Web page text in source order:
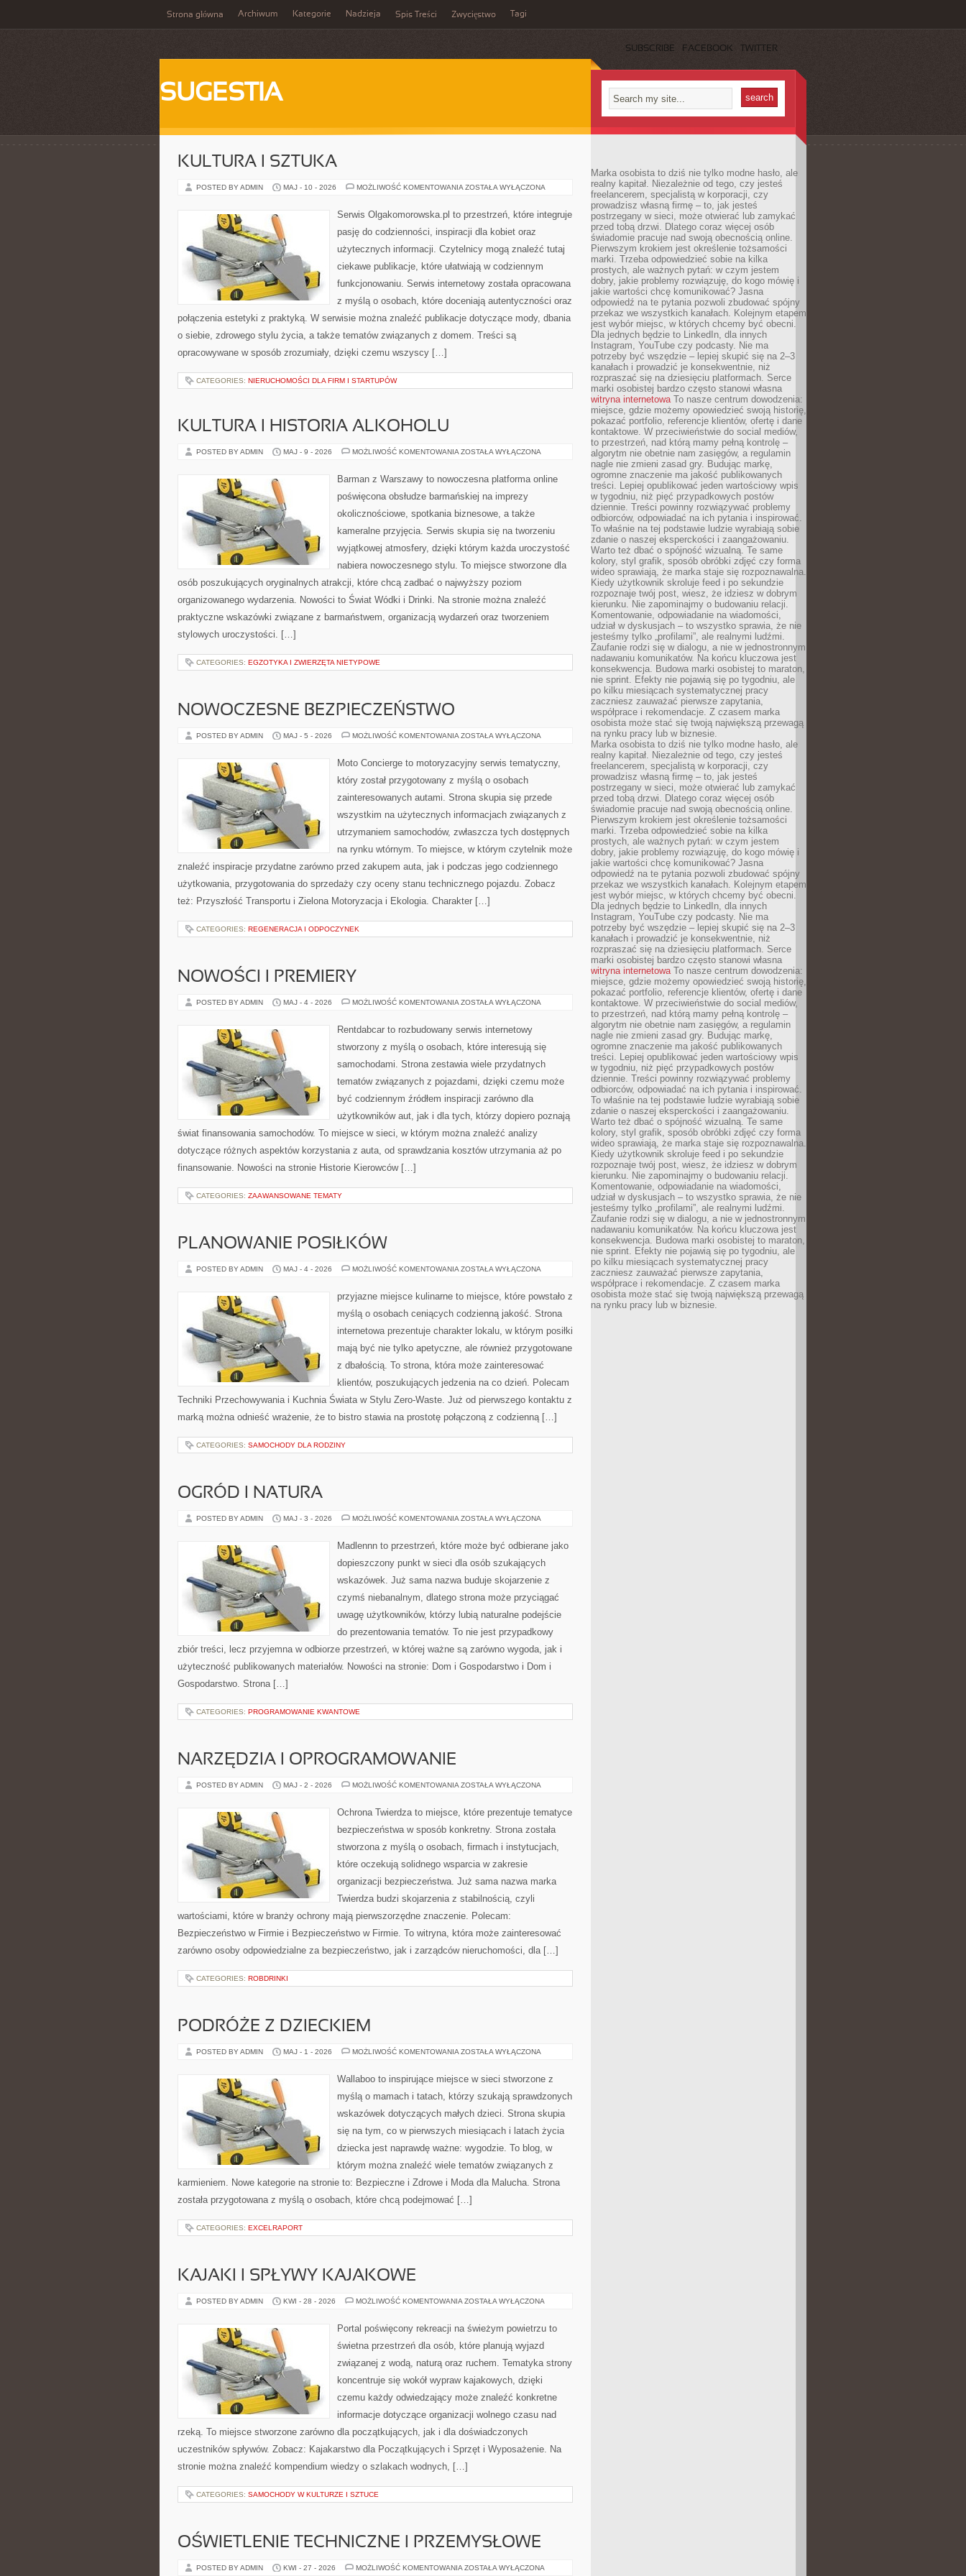
Strona główna Archiwum Kategorie Nadzieja Spis Treści Zwycięstwo Tagi
SUBSCRIBE FACEBOOK TWITTER
SUGESTIA
KULTURA I SZTUKA
POSTED BY ADMIN MAJ - 10 - 2026 MOŻLIWOŚĆ KOMENTOWANIA KULTURA
ZOSTAŁA WYŁĄCZONA
Serwis Olgakomorowska.pl to przestrzeń, które integruje
pasję do codzienności, inspiracji dla kobiet oraz
użytecznych informacji. Czytelnicy mogą znaleźć tutaj
ciekawe publikacje, które ułatwiają w codziennym
funkcjonowaniu. Serwis internetowy została opracowana
z myślą o osobach, które doceniają autentyczności oraz
połączenia estetyki z praktyką. W serwisie można znaleźć publikacje dotyczące mody, dbania
o siebie, zdrowego stylu życia, a także tematów związanych z domem. Treści są
opracowywane w sposób zrozumiały, dzięki czemu wszyscy […]
CATEGORIES: NIERUCHOMOŚCI DLA FIRM I STARTUPÓW
KULTURA I HISTORIA ALKOHOLU
POSTED BY ADMIN MAJ - 9 - 2026 MOŻLIWOŚĆ KOMENTOWANIA KULTURA
ALKOHOLU
ZOSTAŁA WYŁĄCZONA
Barman z Warszawy to nowoczesna platforma online
poświęcona obsłudze barmańskiej na imprezy
okolicznościowe, spotkania biznesowe, a także
kameralne przyjęcia. Serwis skupia się na tworzeniu
wyjątkowej atmosfery, dzięki którym każda uroczystość
nabiera nowoczesnego stylu. To miejsce stworzone dla
osób poszukujących oryginalnych atrakcji, które chcą zadbać o najwyższy poziom
organizowanego wydarzenia. Nowości to Świat Wódki i Drinki. Na stronie można znaleźć
praktyczne wskazówki związane z barmaństwem, organizacją wydarzeń oraz tworzeniem
stylowych uroczystości. […]
CATEGORIES: EGZOTYKA I ZWIERZĘTA NIETYPOWE
NOWOCZESNE BEZPIECZEŃSTWO
POSTED BY ADMIN MAJ - 5 - 2026 MOŻLIWOŚĆ KOMENTOWANIA NOWOCZESNE
ZOSTAŁA WYŁĄCZONA
Moto Concierge to motoryzacyjny serwis tematyczny,
który został przygotowany z myślą o osobach
zainteresowanych autami. Strona skupia się przede
wszystkim na użytecznych informacjach związanych z
utrzymaniem samochodów, zwłaszcza tych dostępnych
na rynku wtórnym. To miejsce, w którym czytelnik może
znaleźć inspiracje przydatne zarówno przed zakupem auta, jak i podczas jego codziennego
użytkowania, przygotowania do sprzedaży czy oceny stanu technicznego pojazdu. Zobacz
też: Przyszłość Transportu i Zielona Motoryzacja i Ekologia. Charakter […]
CATEGORIES: REGENERACJA I ODPOCZYNEK
NOWOŚCI I PREMIERY
POSTED BY ADMIN MAJ - 4 - 2026 MOŻLIWOŚĆ KOMENTOWANIA NOWOŚCI
ZOSTAŁA WYŁĄCZONA
Rentdabcar to rozbudowany serwis internetowy
stworzony z myślą o osobach, które interesują się
samochodami. Strona zestawia wiele przydatnych
tematów związanych z pojazdami, dzięki czemu może
być codziennym źródłem inspiracji zarówno dla
użytkowników aut, jak i dla tych, którzy dopiero poznają
świat finansowania samochodów. To miejsce w sieci, w którym można znaleźć analizy
dotyczące różnych aspektów korzystania z auta, od sprawdzania kosztów utrzymania aż po
finansowanie. Nowości na stronie Historie Kierowców […]
CATEGORIES: ZAAWANSOWANE TEMATY
PLANOWANIE POSIŁKÓW
POSTED BY ADMIN MAJ - 4 - 2026 MOŻLIWOŚĆ KOMENTOWANIA PLANOWANIE
ZOSTAŁA WYŁĄCZONA
przyjazne miejsce kulinarne to miejsce, które powstało z
myślą o osobach ceniących codzienną jakość. Strona
internetowa prezentuje charakter lokalu, w którym posiłki
mają być nie tylko apetyczne, ale również przygotowane
z dbałością. To strona, która może zainteresować
klientów, poszukujących jedzenia na co dzień. Polecam
Techniki Przechowywania i Kuchnia Świata w Stylu Zero-Waste. Już od pierwszego kontaktu z
marką można odnieść wrażenie, że to bistro stawia na prostotę połączoną z codzienną […]
CATEGORIES: SAMOCHODY DLA RODZINY
OGRÓD I NATURA
POSTED BY ADMIN MAJ - 3 - 2026 MOŻLIWOŚĆ KOMENTOWANIA OGRÓD
ZOSTAŁA WYŁĄCZONA
Madlennn to przestrzeń, które może być odbierane jako
dopieszczony punkt w sieci dla osób szukających
wskazówek. Już sama nazwa buduje skojarzenie z
czymś niebanalnym, dlatego strona może przyciągać
uwagę użytkowników, którzy lubią naturalne podejście
do prezentowania tematów. To nie jest przypadkowy
zbiór treści, lecz przyjemna w odbiorze przestrzeń, w której ważne są zarówno wygoda, jak i
użyteczność publikowanych materiałów. Nowości na stronie: Dom i Gospodarstwo i Dom i
Gospodarstwo. Strona […]
CATEGORIES: PROGRAMOWANIE KWANTOWE
NARZĘDZIA I OPROGRAMOWANIE
POSTED BY ADMIN MAJ - 2 - 2026 MOŻLIWOŚĆ KOMENTOWANIA NARZĘDZIA
ZOSTAŁA WYŁĄCZONA
Ochrona Twierdza to miejsce, które prezentuje tematyce
bezpieczeństwa w sposób konkretny. Strona została
stworzona z myślą o osobach, firmach i instytucjach,
które oczekują solidnego wsparcia w zakresie
organizacji bezpieczeństwa. Już sama nazwa marka
Twierdza budzi skojarzenia z stabilnością, czyli
wartościami, które w branży ochrony mają pierwszorzędne znaczenie. Polecam:
Bezpieczeństwo w Firmie i Bezpieczeństwo w Firmie. To witryna, która może zainteresować
zarówno osoby odpowiedzialne za bezpieczeństwo, jak i zarządców nieruchomości, dla […]
CATEGORIES: ROBDRINKI
PODRÓŻE Z DZIECKIEM
POSTED BY ADMIN MAJ - 1 - 2026 MOŻLIWOŚĆ KOMENTOWANIA PODRÓŻE
ZOSTAŁA WYŁĄCZONA
Wallaboo to inspirujące miejsce w sieci stworzone z
myślą o mamach i tatach, którzy szukają sprawdzonych
wskazówek dotyczących małych dzieci. Strona skupia
się na tym, co w pierwszych miesiącach i latach życia
dziecka jest naprawdę ważne: wygodzie. To blog, w
którym można znaleźć wiele tematów związanych z
karmieniem. Nowe kategorie na stronie to: Bezpieczne i Zdrowe i Moda dla Malucha. Strona
została przygotowana z myślą o osobach, które chcą podejmować […]
CATEGORIES: EXCELRAPORT
KAJAKI I SPŁYWY KAJAKOWE
POSTED BY ADMIN KWI - 28 - 2026 MOŻLIWOŚĆ KOMENTOWANIA KAJAKI
KAJAKOWE
ZOSTAŁA WYŁĄCZONA
Portal poświęcony rekreacji na świeżym powietrzu to
świetna przestrzeń dla osób, które planują wyjazd
związanej z wodą, naturą oraz ruchem. Tematyka strony
koncentruje się wokół wypraw kajakowych, dzięki
czemu każdy odwiedzający może znaleźć konkretne
informacje dotyczące organizacji wolnego czasu nad
rzeką. To miejsce stworzone zarówno dla początkujących, jak i dla doświadczonych
uczestników spływów. Zobacz: Kajakarstwo dla Początkujących i Sprzęt i Wyposażenie. Na
stronie można znaleźć kompendium wiedzy o szlakach wodnych, […]
CATEGORIES: SAMOCHODY W KULTURZE I SZTUCE
OŚWIETLENIE TECHNICZNE I PRZEMYSŁOWE
POSTED BY ADMIN KWI - 27 - 2026 MOŻLIWOŚĆ KOMENTOWANIA OŚWIETLENIE
ZOSTAŁA WYŁĄCZONA
Marka osobista to dziś nie tylko modne hasło, ale
realny kapitał. Niezależnie od tego, czy jesteś
freelancerem, specjalistą w korporacji, czy
prowadzisz własną firmę – to, jak jesteś
postrzegany w sieci, może otwierać lub zamykać
przed tobą drzwi. Dlatego coraz więcej osób
świadomie pracuje nad swoją obecnością online.
Pierwszym krokiem jest określenie tożsamości
marki. Trzeba odpowiedzieć sobie na kilka
prostych, ale ważnych pytań: w czym jestem
dobry, jakie problemy rozwiązuję, do kogo mówię i
jakie wartości chcę komunikować? Jasna
odpowiedź na te pytania pozwoli zbudować spójny
przekaz we wszystkich kanałach. Kolejnym etapem
jest wybór miejsc, w których chcemy być obecni.
Dla jednych będzie to LinkedIn, dla innych
Instagram, YouTube czy podcasty. Nie ma
potrzeby być wszędzie – lepiej skupić się na 2–3
kanałach i prowadzić je konsekwentnie, niż
rozpraszać się na dziesięciu platformach. Serce
marki osobistej bardzo często stanowi własna
witryna internetowaTo nasze centrum dowodzenia:
miejsce, gdzie możemy opowiedzieć swoją historię,
pokazać portfolio, referencje klientów, ofertę i dane
kontaktowe. W przeciwieństwie do social mediów,
to przestrzeń, nad którą mamy pełną kontrolę –
algorytm nie obetnie nam zasięgów, a regulamin
nagle nie zmieni zasad gry. Budując markę,
ogromne znaczenie ma jakość publikowanych
treści. Lepiej opublikować jeden wartościowy wpis
w tygodniu, niż pięć przypadkowych postów
dziennie. Treści powinny rozwiązywać problemy
odbiorców, odpowiadać na ich pytania i inspirować.
To właśnie na tej podstawie ludzie wyrabiają sobie
zdanie o naszej eksperckości i zaangażowaniu.
Warto też dbać o spójność wizualną. Te same
kolory, styl grafik, sposób obróbki zdjęć czy forma
wideo sprawiają, że marka staje się rozpoznawalna.
Kiedy użytkownik skroluje feed i po sekundzie
rozpoznaje twój post, wiesz, że idziesz w dobrym
kierunku. Nie zapominajmy o budowaniu relacji.
Komentowanie, odpowiadanie na wiadomości,
udział w dyskusjach – to wszystko sprawia, że nie
jesteśmy tylko „profilami”, ale realnymi ludźmi.
Zaufanie rodzi się w dialogu, a nie w jednostronnym
nadawaniu komunikatów. Na końcu kluczowa jest
konsekwencja. Budowa marki osobistej to maraton,
nie sprint. Efekty nie pojawią się po tygodniu, ale
po kilku miesiącach systematycznej pracy
zaczniesz zauważać pierwsze zapytania,
współprace i rekomendacje. Z czasem marka
osobista może stać się twoją największą przewagą
na rynku pracy lub w biznesie.
Marka osobista to dziś nie tylko modne hasło, ale
realny kapitał. Niezależnie od tego, czy jesteś
freelancerem, specjalistą w korporacji, czy
prowadzisz własną firmę – to, jak jesteś
postrzegany w sieci, może otwierać lub zamykać
przed tobą drzwi. Dlatego coraz więcej osób
świadomie pracuje nad swoją obecnością online.
Pierwszym krokiem jest określenie tożsamości
marki. Trzeba odpowiedzieć sobie na kilka
prostych, ale ważnych pytań: w czym jestem
dobry, jakie problemy rozwiązuję, do kogo mówię i
jakie wartości chcę komunikować? Jasna
odpowiedź na te pytania pozwoli zbudować spójny
przekaz we wszystkich kanałach. Kolejnym etapem
jest wybór miejsc, w których chcemy być obecni.
Dla jednych będzie to LinkedIn, dla innych
Instagram, YouTube czy podcasty. Nie ma
potrzeby być wszędzie – lepiej skupić się na 2–3
kanałach i prowadzić je konsekwentnie, niż
rozpraszać się na dziesięciu platformach. Serce
marki osobistej bardzo często stanowi własna
witryna internetowaTo nasze centrum dowodzenia:
miejsce, gdzie możemy opowiedzieć swoją historię,
pokazać portfolio, referencje klientów, ofertę i dane
kontaktowe. W przeciwieństwie do social mediów,
to przestrzeń, nad którą mamy pełną kontrolę –
algorytm nie obetnie nam zasięgów, a regulamin
nagle nie zmieni zasad gry. Budując markę,
ogromne znaczenie ma jakość publikowanych
treści. Lepiej opublikować jeden wartościowy wpis
w tygodniu, niż pięć przypadkowych postów
dziennie. Treści powinny rozwiązywać problemy
odbiorców, odpowiadać na ich pytania i inspirować.
To właśnie na tej podstawie ludzie wyrabiają sobie
zdanie o naszej eksperckości i zaangażowaniu.
Warto też dbać o spójność wizualną. Te same
kolory, styl grafik, sposób obróbki zdjęć czy forma
wideo sprawiają, że marka staje się rozpoznawalna.
Kiedy użytkownik skroluje feed i po sekundzie
rozpoznaje twój post, wiesz, że idziesz w dobrym
kierunku. Nie zapominajmy o budowaniu relacji.
Komentowanie, odpowiadanie na wiadomości,
udział w dyskusjach – to wszystko sprawia, że nie
jesteśmy tylko „profilami”, ale realnymi ludźmi.
Zaufanie rodzi się w dialogu, a nie w jednostronnym
nadawaniu komunikatów. Na końcu kluczowa jest
konsekwencja. Budowa marki osobistej to maraton,
nie sprint. Efekty nie pojawią się po tygodniu, ale
po kilku miesiącach systematycznej pracy
zaczniesz zauważać pierwsze zapytania,
współprace i rekomendacje. Z czasem marka
osobista może stać się twoją największą przewagą
na rynku pracy lub w biznesie.